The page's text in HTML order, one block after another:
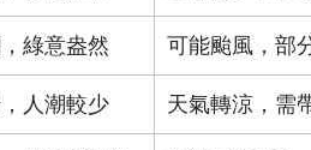
綠意盎然 可能颱風，部
人潮較少 天氣轉涼，需